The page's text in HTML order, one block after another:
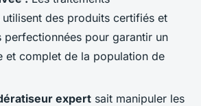
des produits certifiés et
perfectionnées pour garantir un
et complet de la population de
expert sait manipuler les